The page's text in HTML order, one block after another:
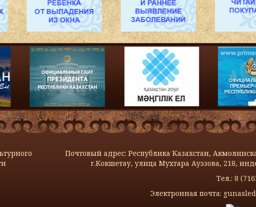
Почтовый адрес: Республика Казахстан,
г.Кокшетау, улица Мухтара Ауэзова, 218,
Тел.: 8
Электронная почта: